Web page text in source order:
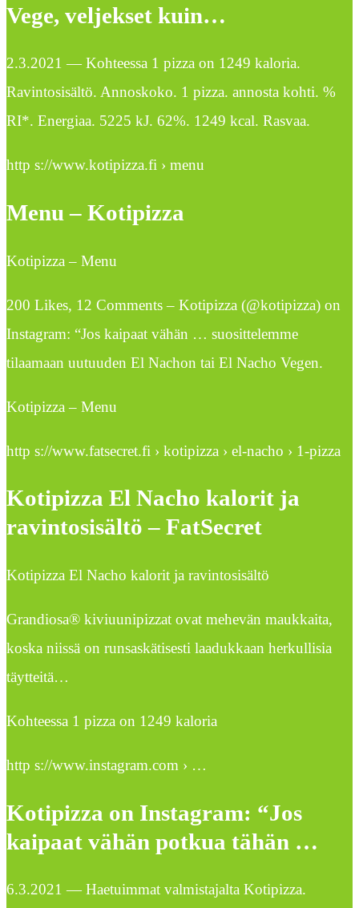
Vege, veljekset kuin…
2.3.2021 — Kohteessa 1 pizza on 1249 kaloria.
Ravintosisältö. Annoskoko. 1 pizza. annosta kohti. %
RI*. Energiaa. 5225 kJ. 62%. 1249 kcal. Rasvaa.
http s://www.kotipizza.fi › menu
Menu – Kotipizza
Kotipizza – Menu
200 Likes, 12 Comments – Kotipizza (@kotipizza) on
Instagram: “Jos kaipaat vähän … suosittelemme
tilaamaan uutuuden El Nachon tai El Nacho Vegen.
Kotipizza – Menu
http s://www.fatsecret.fi › kotipizza › el-nacho › 1-pizza
Kotipizza El Nacho kalorit ja
ravintosisältö – FatSecret
Kotipizza El Nacho kalorit ja ravintosisältö
Grandiosa® kiviuunipizzat ovat mehevän maukkaita,
koska niissä on runsaskätisesti laadukkaan herkullisia
täytteitä…
Kohteessa 1 pizza on 1249 kaloria
http s://www.instagram.com › …
Kotipizza on Instagram: “Jos
kaipaat vähän potkua tähän …
6.3.2021 — Haetuimmat valmistajalta Kotipizza.